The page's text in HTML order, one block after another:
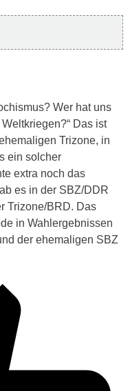
Wer hat uns
Das ist
Trizone, in
ein solcher
extra noch das
es in der SBZ/DDR
Trizone/BRD. Das
in Wahlergebnissen
der ehemaligen SBZ